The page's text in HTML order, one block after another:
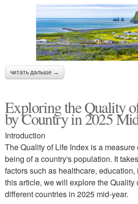
читать дальше →
Exploring the Quality
by Country in 2025
Introduction
The Quality of Life Index is a
being of a country's population. It
factors such as healthcare, education,
this article, we will explore the Quality
different countries in 2025 mid-year.